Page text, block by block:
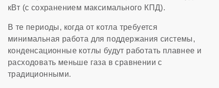
кВт (с сохранением максимального КПД).
В те периоды, когда от котла требуется
минимальная работа для поддержания системы,
конденсационные котлы будут работать плавнее и
расходовать меньше газа в сравнении с
традиционными.